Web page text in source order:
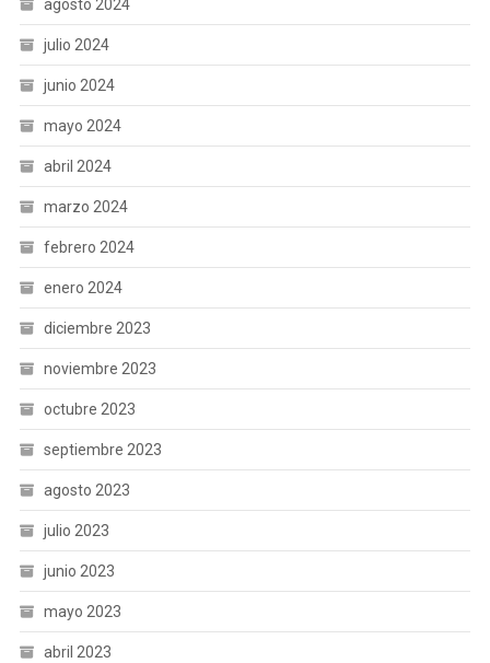
agosto 2024
julio 2024
junio 2024
mayo 2024
abril 2024
marzo 2024
febrero 2024
enero 2024
diciembre 2023
noviembre 2023
octubre 2023
septiembre 2023
agosto 2023
julio 2023
junio 2023
mayo 2023
abril 2023